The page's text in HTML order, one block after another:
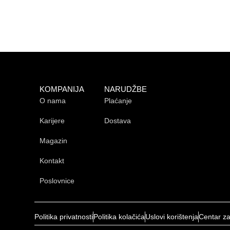
KOMPANIJA
O nama
Karijere
Magazin
Kontakt
Poslovnice
NARUDŽBE
Plaćanje
Dostava
Politika privatnostiPolitika kolačićaUslovi korištenjaCentar